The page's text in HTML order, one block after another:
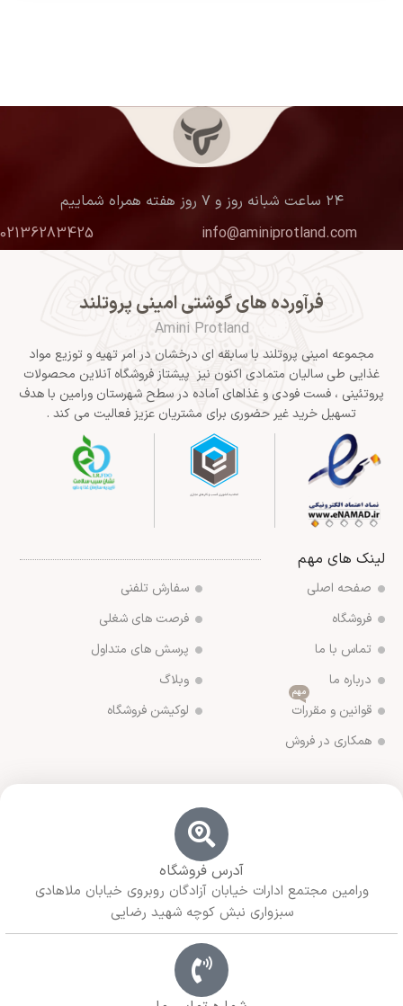
۲۴ ساعت شبانه روز و ۷ روز هفته همراه شماییم
info@aminiprotland.com
02136283425
فرآورده های گوشتی امینی پروتلند
Amini Protland
مجموعه امینی پروتلند با سابقه ای درخشان در امر تهیه و توزیع مواد
غذایی طی سالیان متمادی اکنون نیز پیشتاز فروشگاه آنلاین محصولات
پروتئینی ، فست فودی و غذاهای آماده در سطح شهرستان ورامین با هدف
تسهیل خرید غیر حضوری برای مشتریان عزیز فعالیت می کند .
لینک های مهم
صفحه اصلی
فروشگاه
تماس با ما
درباره ما
قوانین و مقررات
مهم
همکاری در فروش
سفارش تلفنی
فرصت های شغلی
پرسش های متداول
وبلاگ
لوکیشن فروشگاه
آدرس فروشگاه
ورامین مجتمع ادارات خیابان آزادگان روبروی خیابان ملاهادی
سبزواری نبش کوچه شهید رضایی